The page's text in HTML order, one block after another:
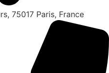
75017 Paris, France